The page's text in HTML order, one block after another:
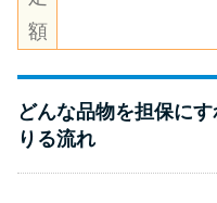
額
どんな品物を担保に
りる流れ